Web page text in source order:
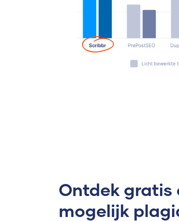
Ontdek gratis
mogelijk